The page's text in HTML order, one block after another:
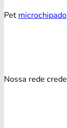
Pet microchipado
Nossa rede